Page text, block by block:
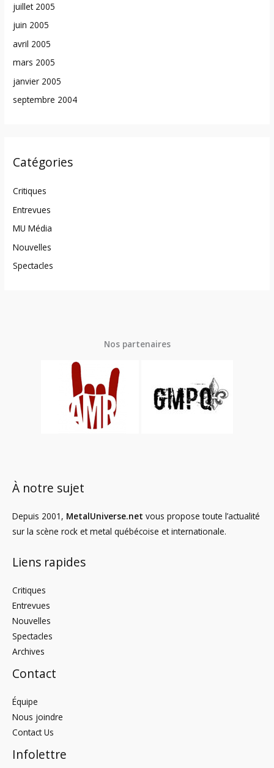
juillet 2005
juin 2005
avril 2005
mars 2005
janvier 2005
septembre 2004
Catégories
Critiques
Entrevues
MU Média
Nouvelles
Spectacles
Nos partenaires
À notre sujet
Depuis 2001, MetalUniverse.net vous propose toute l’actualité
sur la scène rock et metal québécoise et internationale.
Liens rapides
Critiques
Entrevues
Nouvelles
Spectacles
Archives
Contact
Équipe
Nous joindre
Contact Us
Infolettre